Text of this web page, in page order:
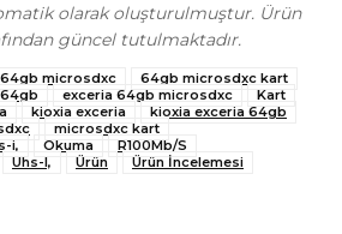
olarak oluşturulmuştur. Ürün
güncel tutulmaktadır.
64gb microsdxc
64gb microsdxc kart
exceria 64gb microsdxc
Kart
kioxia exceria
kioxia exceria 64gb
microsdxc kart
i,
Okuma
R100Mb/S
Uhs-I, Ürün Ürün İncelemesi